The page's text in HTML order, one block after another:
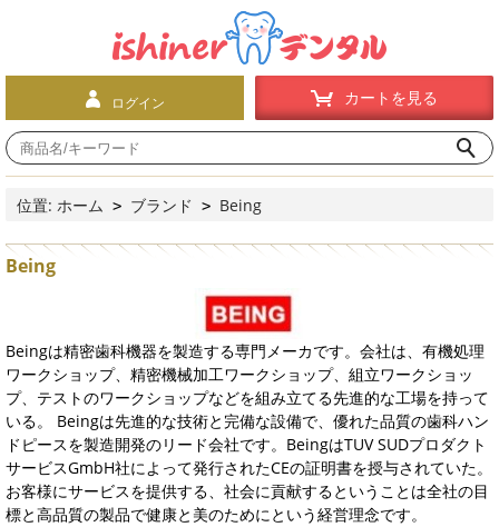
ログイン カートを見る
位置: ホーム > ブランド > Being
Being
Beingは精密歯科機器を製造する専門メーカです。会社は、有機処理
ワークショップ、精密機械加工ワークショップ、組立ワークショッ
プ、テストのワークショップなどを組み立てる先進的な工場を持って
いる。 Beingは先進的な技術と完備な設備で、優れた品質の歯科ハン
ドピースを製造開発のリード会社です。BeingはTUV SUDプロダクト
サービスGmbH社によって発行されたCEの証明書を授与されていた。
お客様にサービスを提供する、社会に貢献するということは全社の目
標と高品質の製品で健康と美のためにという経営理念です。